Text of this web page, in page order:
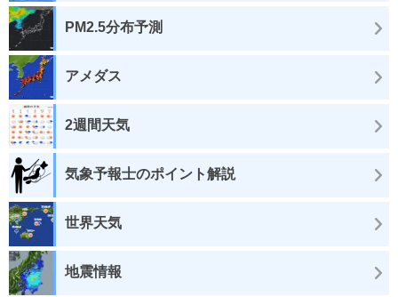
PM2.5分布予測
アメダス
2週間天気
気象予報士のポイント解説
世界天気
地震情報